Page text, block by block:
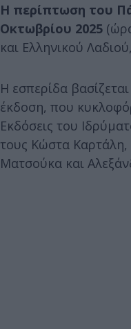
Η περίπτωση του
Οκτωβρίου 2025
και Ελληνικού
Η εσπερίδα
έκδοση, που
Εκδόσεις του
τους Κώστα
Ματσούκα και